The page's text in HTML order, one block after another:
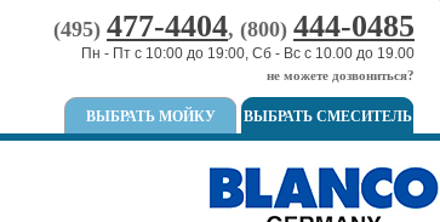
(495) 477-4404, (800) 444-0485
Пн - Пт с 10:00 до 19:00, Сб - Вс с 10.00 до 19.00
не можете дозвониться?
ВЫБРАТЬ СМЕСИТЕЛЬ
ВЫБРАТЬ МОЙКУ